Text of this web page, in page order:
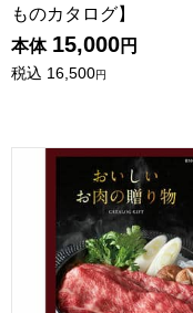
ものカタログ】
本体 15,000円
税込 16,500円
おいしいお肉の贈り